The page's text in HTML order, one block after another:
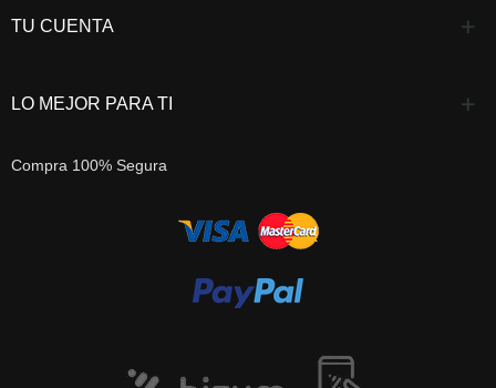
TU CUENTA
LO MEJOR PARA TI
Compra 100% Segura